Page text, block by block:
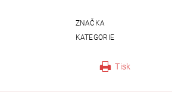
ZNAČKA
KATEGORIE
Tisk